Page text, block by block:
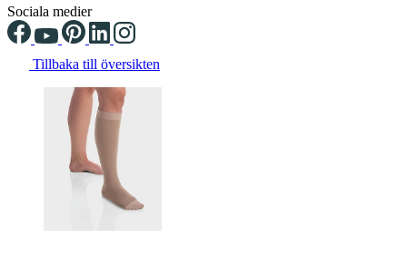
Sociala medier
Tillbaka till översikten